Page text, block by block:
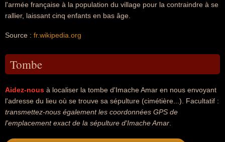
l'armée française à la population du village pour la contraindre à se
rallier, laissant cinq enfants en bas âge.
Source : fr.wikipedia.org
Tombe
Aidez-nous à localiser la tombe d'Imache Amar en nous envoyant
l'adresse du lieu où se trouve sa sépulture (cimétière...). Facultatif :
transmettez-nous également les coordonnées GPS de
l'emplacement exact de la sépulture d'Imache Amar